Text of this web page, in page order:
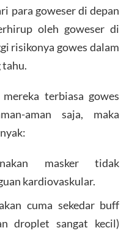
para goweser di depan
oleh goweser di
risikonya gowes dalam
tahu.
terbiasa gowes
aman saja, maka
masker tidak
kardiovaskular.
cuma sekedar buff
droplet sangat kecil)